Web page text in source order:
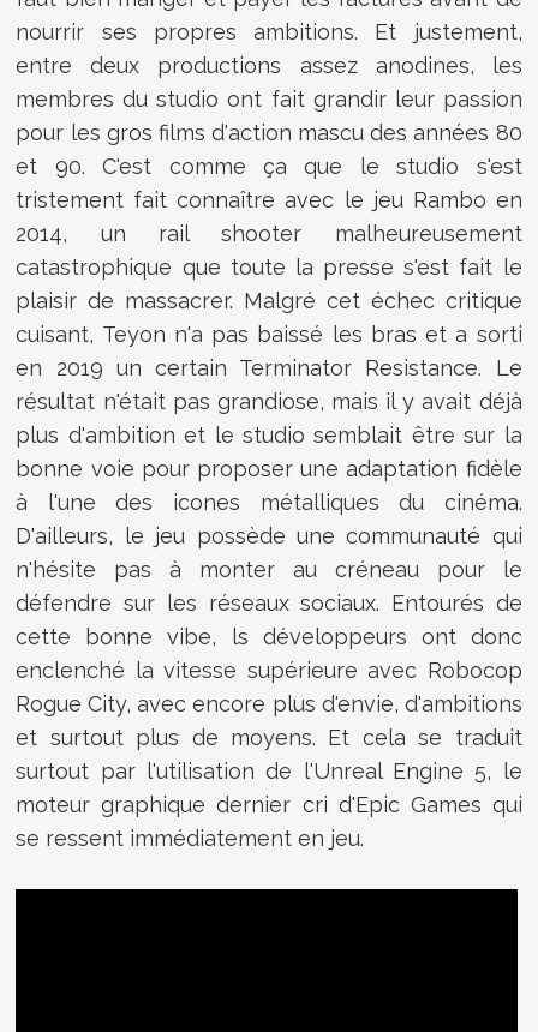
nourrir ses propres ambitions. Et justement,
entre deux productions assez anodines, les
membres du studio ont fait grandir leur passion
pour les gros films d'action mascu des années 80
et 90. C'est comme ça que le studio s'est
tristement fait connaître avec le jeu Rambo en
2014, un rail shooter malheureusement
catastrophique que toute la presse s'est fait le
plaisir de massacrer. Malgré cet échec critique
cuisant, Teyon n'a pas baissé les bras et a sorti
en 2019 un certain Terminator Resistance. Le
résultat n'était pas grandiose, mais il y avait déjà
plus d'ambition et le studio semblait être sur la
bonne voie pour proposer une adaptation fidèle
à l'une des icones métalliques du cinéma.
D'ailleurs, le jeu possède une communauté qui
n'hésite pas à monter au créneau pour le
défendre sur les réseaux sociaux. Entourés de
cette bonne vibe, ls développeurs ont donc
enclenché la vitesse supérieure avec Robocop
Rogue City, avec encore plus d'envie, d'ambitions
et surtout plus de moyens. Et cela se traduit
surtout par l'utilisation de l'Unreal Engine 5, le
moteur graphique dernier cri d'Epic Games qui
se ressent immédiatement en jeu.